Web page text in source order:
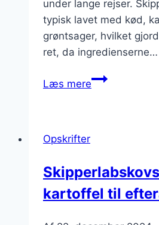
under lange rejser.
typisk lavet med kød,
grøntsager, hvilket
ret, da ingredienserne…
Læs mere
Opskrifter
kartoffel til